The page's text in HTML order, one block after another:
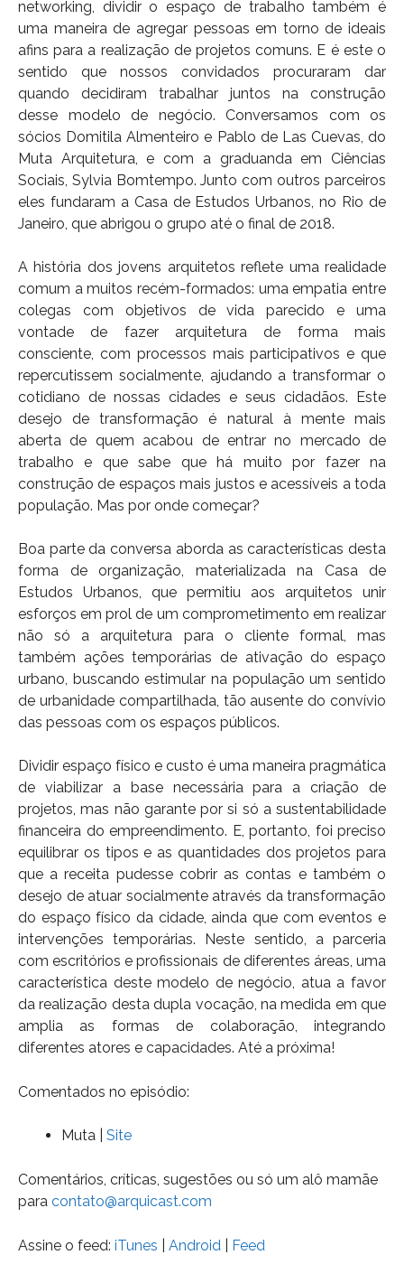
networking, dividir o espaço de trabalho também é
uma maneira de agregar pessoas em torno de ideais
afins para a realização de projetos comuns. E é este o
sentido que nossos convidados procuraram dar
quando decidiram trabalhar juntos na construção
desse modelo de negócio. Conversamos com os
sócios Domitila Almenteiro e Pablo de Las Cuevas, do
Muta Arquitetura, e com a graduanda em Ciências
Sociais, Sylvia Bomtempo. Junto com outros parceiros
eles fundaram a Casa de Estudos Urbanos, no Rio de
Janeiro, que abrigou o grupo até o final de 2018.
A história dos jovens arquitetos reflete uma realidade
comum a muitos recém-formados: uma empatia entre
colegas com objetivos de vida parecido e uma
vontade de fazer arquitetura de forma mais
consciente, com processos mais participativos e que
repercutissem socialmente, ajudando a transformar o
cotidiano de nossas cidades e seus cidadãos. Este
desejo de transformação é natural à mente mais
aberta de quem acabou de entrar no mercado de
trabalho e que sabe que há muito por fazer na
construção de espaços mais justos e acessíveis a toda
população. Mas por onde começar?
Boa parte da conversa aborda as características desta
forma de organização, materializada na Casa de
Estudos Urbanos, que permitiu aos arquitetos unir
esforços em prol de um comprometimento em realizar
não só a arquitetura para o cliente formal, mas
também ações temporárias de ativação do espaço
urbano, buscando estimular na população um sentido
de urbanidade compartilhada, tão ausente do convívio
das pessoas com os espaços públicos.
Dividir espaço físico e custo é uma maneira pragmática
de viabilizar a base necessária para a criação de
projetos, mas não garante por si só a sustentabilidade
financeira do empreendimento. E, portanto, foi preciso
equilibrar os tipos e as quantidades dos projetos para
que a receita pudesse cobrir as contas e também o
desejo de atuar socialmente através da transformação
do espaço físico da cidade, ainda que com eventos e
intervenções temporárias. Neste sentido, a parceria
com escritórios e profissionais de diferentes áreas, uma
característica deste modelo de negócio, atua a favor
da realização desta dupla vocação, na medida em que
amplia as formas de colaboração, integrando
diferentes atores e capacidades. Até a próxima!
Comentados no episódio:
Muta | Site
Comentários, críticas, sugestões ou só um alô mamãe
para contato@arquicast.com
Assine o feed: iTunes Android Feed